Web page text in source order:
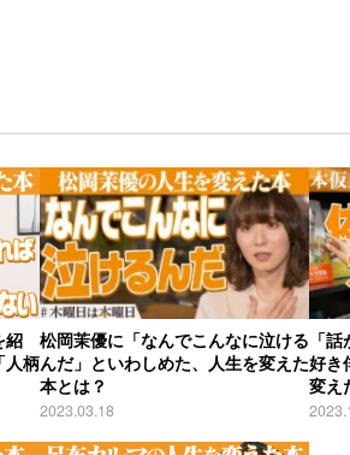
紹
柄
松岡茉優に「なんでこんなに泣ける
んだ」といわしめた、人生を変えた
本とは？
2023.03.18
「
好き
変え